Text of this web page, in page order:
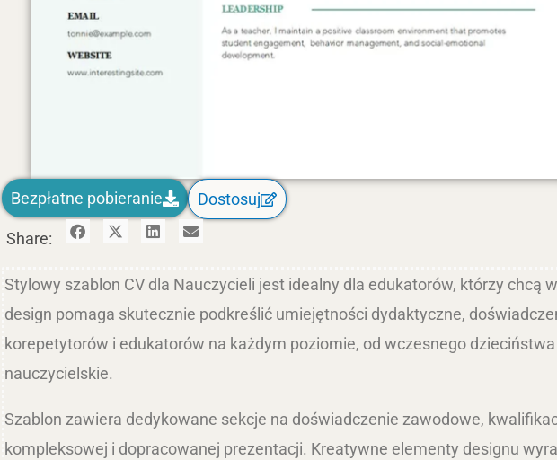
Bezpłatne pobieranie Dostosuj
Share:
Stylowy szablon CV dla Nauczycieli jest idealny dla edukatorów, którzy
design pomaga skutecznie podkreślić umiejętności dydaktyczne,
korepetytorów i edukatorów na każdym poziomie, od wczesnego
nauczycielskie.
Szablon zawiera dedykowane sekcje na doświadczenie zawodowe,
kompleksowej i dopracowanej prezentacji. Kreatywne elementy designu